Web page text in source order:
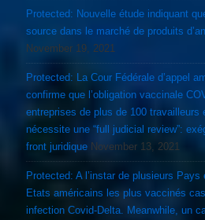
Protected: Nouvelle étude indiquant
source dans le marché de produits
November 19, 2021
Protected: La Cour Fédérale d’appel
confirme que l’obligation vaccinale COVID
entreprises de plus de 100 travailleurs
nécessite une “full judicial review”:
front juridique November 13, 2021
Protected: A l’instar de plusieurs
Etats américains les plus vaccinés
infection Covid-Delta. Meanwhile, un